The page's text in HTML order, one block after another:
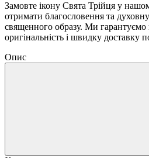
Замовте ікону Свята Трійця у
отримати благословення та
священного образу. Ми гарантуємо
оригінальність і швидку доставку
Опис